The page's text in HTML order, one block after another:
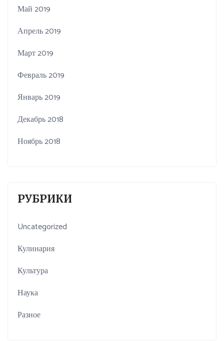
Май 2019
Апрель 2019
Март 2019
Февраль 2019
Январь 2019
Декабрь 2018
Ноябрь 2018
РУБРИКИ
Uncategorized
Кулинария
Культура
Наука
Разное